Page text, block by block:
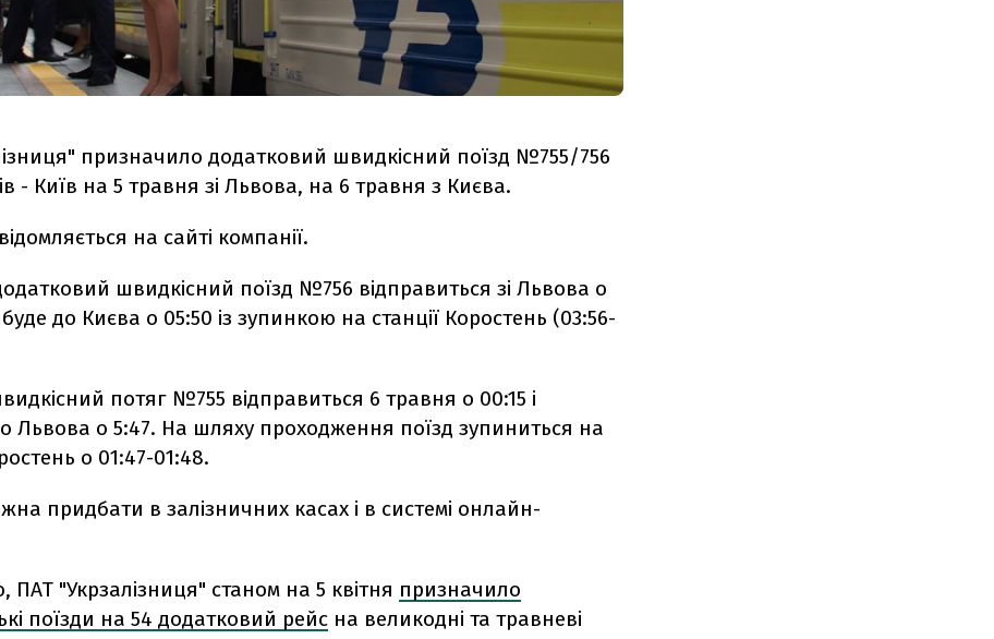
призначило додатковий швидкісний поїзд №755/756
- Київ на 5 травня зі Львова, на 6 травня з Києва.
на сайті компанії.
швидкісний поїзд №756 відправиться зі Львова о
до Києва о 05:50 із зупинкою на станції Коростень (03:56-
потяг №755 відправиться 6 травня о 00:15 і
Львова о 5:47. На шляху проходження поїзд зупиниться на
о 01:47-01:48.
придбати в залізничних касах і в системі онлайн-
ПАТ "Укрзалізниця" станом на 5 квітня призначило
поїзди на 54 додатковий рейс на великодні та травневі